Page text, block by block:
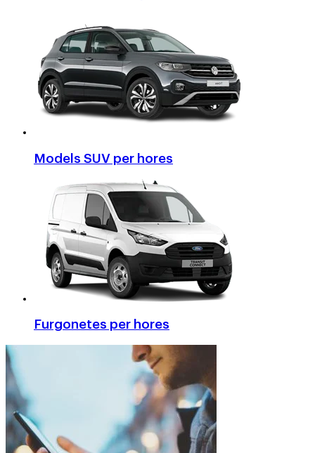
Models SUV per hores
Furgonetes per hores